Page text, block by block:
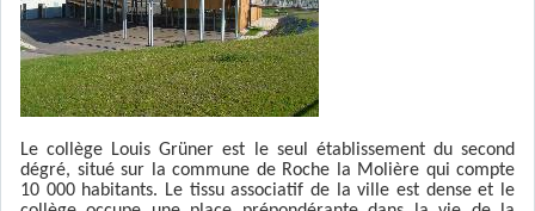
Le collège Louis Grüner est le seul établissement du second
dégré, situé sur la commune de Roche la Molière qui compte
10 000 habitants. Le tissu associatif de la ville est dense et le